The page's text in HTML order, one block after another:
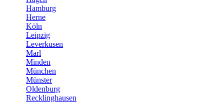
Hamburg
Herne
Köln
Leipzig
Leverkusen
Marl
Minden
München
Münster
Oldenburg
Recklinghausen